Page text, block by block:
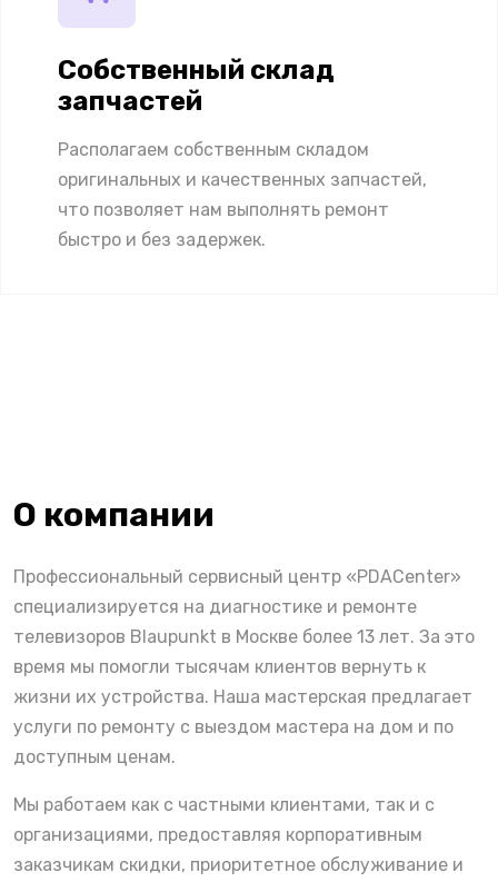
Собственный склад
запчастей
Располагаем собственным складом
оригинальных и качественных запчастей,
что позволяет нам выполнять ремонт
быстро и без задержек.
О компании
Профессиональный сервисный центр «PDACenter»
специализируется на диагностике и ремонте
телевизоров Blaupunkt в Москве более 13 лет. За это
время мы помогли тысячам клиентов вернуть к
жизни их устройства. Наша мастерская предлагает
услуги по ремонту с выездом мастера на дом и по
доступным ценам.
Мы работаем как с частными клиентами, так и с
организациями, предоставляя корпоративным
заказчикам скидки, приоритетное обслуживание и